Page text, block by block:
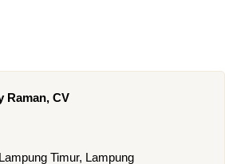
Raman, CV
Timur, Lampung